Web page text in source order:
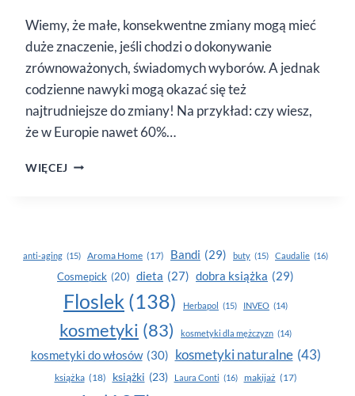
Wiemy, że małe, konsekwentne zmiany mogą mieć
duże znaczenie, jeśli chodzi o dokonywanie
zrównoważonych, świadomych wyborów. A jednak
codzienne nawyki mogą okazać się też
najtrudniejsze do zmiany! Na przykład: czy wiesz,
że w Europie nawet 60%…
WIĘCEJ PRANIE
anti-aging (15) Aroma Home (17) Bandi (29) buty (15) Caudalie (16)
Cosmepick (20) dieta (27) dobra książka (29)
Floslek (138) Herbapol (15) INVEO (14)
kosmetyki (83) kosmetyki dla mężczyzn (14)
kosmetyki do włosów (30) kosmetyki naturalne (43)
książka (18) książki (23) Laura Conti (16) makijaż (17)